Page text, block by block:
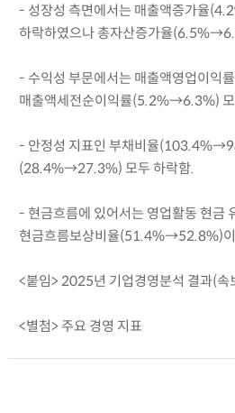
- 성장성 측면에서는 매출액증가율
하락하였으나 총자산증가율
- 수익성 부문에서는 매출액영업이
매출액세전순이익률(5.2%→6.3%) 모
- 안정성 지표인 부채비율
(28.4%→27.3%) 모두 하락함.
- 현금흐름에 있어서는 영업활동 현금
현금흐름보상비율(51.4%→52.8%)이
<붙임> 2025년 기업경영분석 결과(속
<별첨> 주요 경영 지표